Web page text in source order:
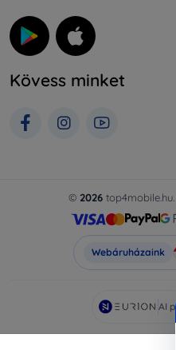
Kövess minket
© 2026
Webáruházaink
AI